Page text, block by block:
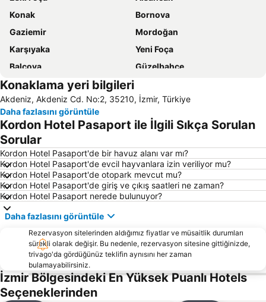
Konak
Bornova
Gaziemir
Mordoğan
Karşıyaka
Yeni Foça
Balçova
Güzelbahçe
İzmir Adnan Menderes Havalimanı
Çiğli Tren Garı
Urla İskelesi
Buca Arena
Aqua Fantasy
Bostanlı İskelesi
Basmane
İzmir Fuar Merkezi
Yeni Foça Halk Plajı
Akarca Plajı
Büyük Akkum Plajı
İnciraltı
Karabağlar
İzmir Otobüs Terminali
Basmane Tren Garı
Kemeraltı
Gümüldür Halk Plajı
Çukuraltı Halk Plajı
Ege Üniversitesi Tıp Fakültesi
Fahrettin Altay Metro İstasyonu
Alsancak İskelesi
Menemen
Konaklama yeri bilgileri
Akdeniz, Akdeniz Cd. No:2, 35210, İzmir, Türkiye
Daha fazlasını görüntüle
Kordon Hotel Pasaport ile İlgili Sıkça Sorulan
Sorular
Kordon Hotel Pasaport'de bir havuz alanı var mı?
Kordon Hotel Pasaport'de evcil hayvanlara izin veriliyor mu?
Kordon Hotel Pasaport'de otopark mevcut mu?
Kordon Hotel Pasaport'de giriş ve çıkış saatleri ne zaman?
Kordon Hotel Pasaport nerede bulunuyor?
Daha fazlasını görüntüle
Rezervasyon sitelerinden aldığımız fiyatlar ve müsaitlik durumları
sürekli olarak değişir. Bu nedenle, rezervasyon sitesine gittiğinizde,
trivago'da gördüğünüz teklifin aynısını her zaman
bulamayabilirsiniz.
İzmir Bölgesindeki En Yüksek Puanlı Hotels
Seçeneklerinden